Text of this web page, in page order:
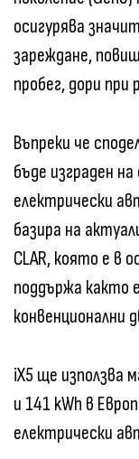
осигурява
зареждане,
пробег, дори при
Въпреки че
бъде изграден
електрически
базира на
CLAR, която е в
поддържа както
конвенционални
iX5 ще използва
и 141 kWh в
електрически